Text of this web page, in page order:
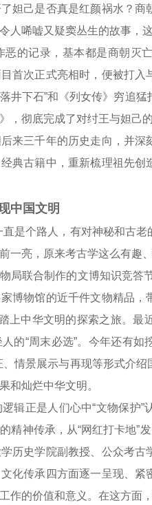
妲己是否真是红颜祸水？
唏嘘又疑窦丛生的故事，这
记录，基本都是商朝灭亡
首次正式亮相时，便被打
井下石”和《列女传》穷追
彻底完成了对纣王与妲己的
三千年的历史走向，并深
典古籍中，重新梳理祖先
中国文明
个路人，有对神秘和古老
一亮，原来考古学这么有趣
联合制作的文博知识竞答
博物馆的近千件文物精品，
上中华文明的探索之旅。最
的“周末必选”。今年还有如
情景展示与再现等形式介
和灿烂中华文明。
正是人们心中“文物保护”
精神传承，从“网红打卡地”
历史学院副教授、公众考
化传承四方面逐一呈现、
作的价值和意义。在这方面